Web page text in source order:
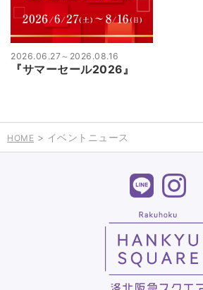
2026.06.27～ 2026.08.16
『サマーセール2026』
HOME > イベントニュース